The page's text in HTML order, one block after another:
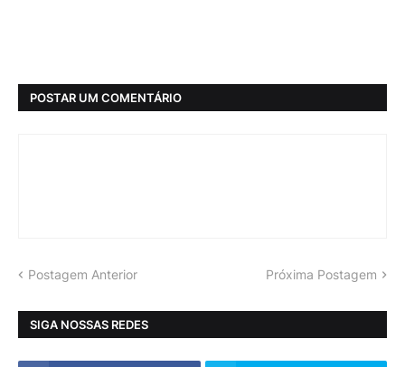
POSTAR UM COMENTÁRIO
Postagem Anterior Próxima Postagem
SIGA NOSSAS REDES